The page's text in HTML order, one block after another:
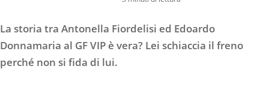
La storia tra Antonella Fiordelisi ed Edoardo
Donnamaria al GF VIP è vera? Lei schiaccia il freno
perché non si fida di lui.